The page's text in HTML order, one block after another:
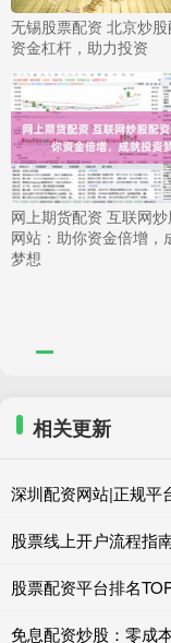
无锡股票配资 北京炒股
资金杠杆，助力投资
网上期货配资 互联网
网站：助你资金倍增，
梦想
相关更新
深圳配资网站|正规平
股票线上开户流程指
股票配资平台排名TOP
免息配资炒股：零成